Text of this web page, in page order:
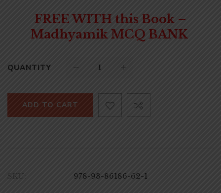
FREE WITH this Book –
Madhyamik MCQ BANK
QUANTITY
ADD TO CART
SKU: 978-93-86186-62-1